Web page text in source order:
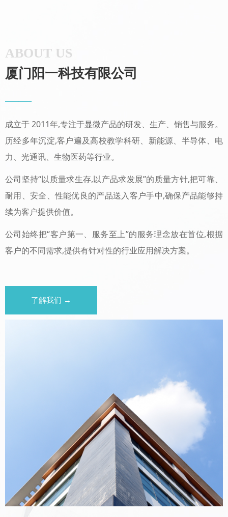
ABOUT US
厦门阳一科技有限公司
——
成立于 2011年,专注于显微产品的研发、生产、销售与服务。
历经多年沉淀,客户遍及高校教学科研、新能源、半导体、电
力、光通讯、生物医药等行业。
公司坚持“以质量求生存,以产品求发展”的质量方针,把可靠、
耐用、安全、性能优良的产品送入客户手中,确保产品能够持
续为客户提供价值。
公司始终把“客户第一、服务至上”的服务理念放在首位,根据
客户的不同需求,提供有针对性的行业应用解决方案。
了解我们 →